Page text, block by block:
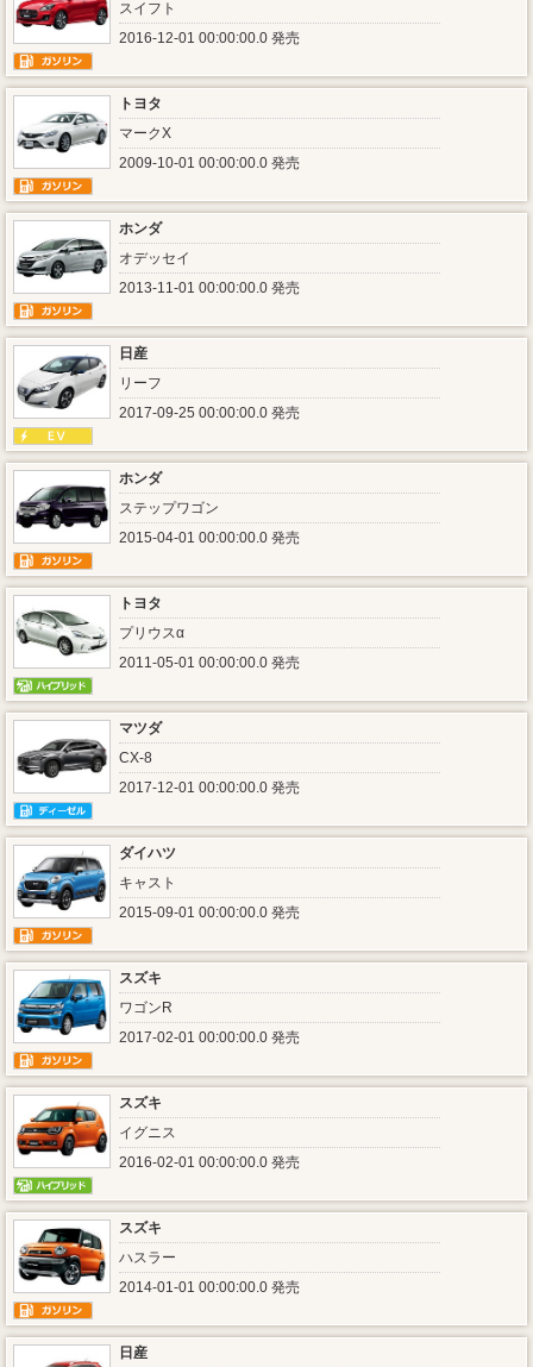
スイフト
2016-12-01 00:00:00.0 発売
トヨタ
マークX
2009-10-01 00:00:00.0 発売
ホンダ
オデッセイ
2013-11-01 00:00:00.0 発売
日産
リーフ
2017-09-25 00:00:00.0 発売
ホンダ
ステップワゴン
2015-04-01 00:00:00.0 発売
トヨタ
プリウスα
2011-05-01 00:00:00.0 発売
マツダ
CX-8
2017-12-01 00:00:00.0 発売
ダイハツ
キャスト
2015-09-01 00:00:00.0 発売
スズキ
ワゴンR
2017-02-01 00:00:00.0 発売
スズキ
イグニス
2016-02-01 00:00:00.0 発売
スズキ
ハスラー
2014-01-01 00:00:00.0 発売
日産